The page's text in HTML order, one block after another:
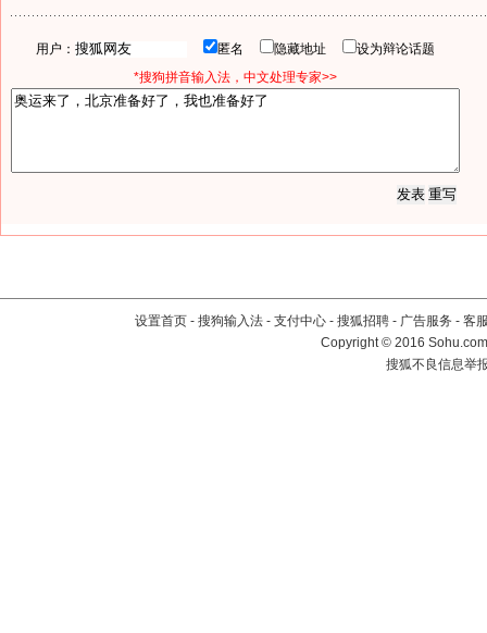
用户： 匿名 隐藏地址
设为辩论话题
*搜狗拼音输入法，中文处理专家>>
设置首页 - 搜狗输入法 - 支付中心 - 搜狐招聘 - 广告服务 - 客
Copyright©2016
搜狐不良信息举